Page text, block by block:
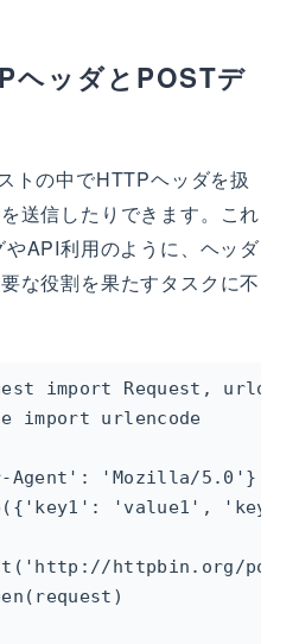
ッダとPOSTデ
トの中でHTTPヘッダを扱
送信したりできます。これ
API利用のように、ヘッダ
な役割を果たすタスクに不
import Request,
import urlencode
Agent': 'Mozilla/5.0'}
'value1',
httpbin.org/